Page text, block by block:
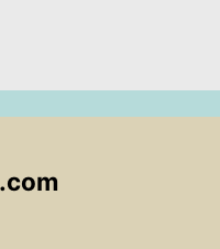
kan du oppgi